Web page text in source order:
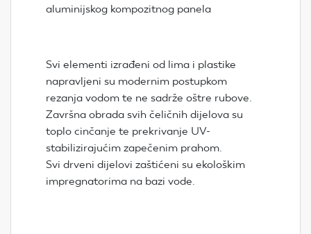
aluminijskog kompozitnog panela
Svi elementi izrađeni od lima i plastike
napravljeni su modernim postupkom
rezanja vodom te ne sadrže oštre rubove.
Završna obrada svih čeličnih dijelova su
toplo cinčanje te prekrivanje UV-
stabilizirajućim zapečenim prahom.
Svi drveni dijelovi zaštićeni su ekološkim
impregnatorima na bazi vode.